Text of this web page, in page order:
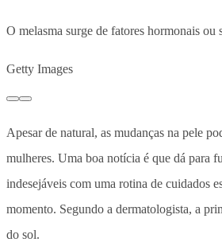
O melasma surge de fatores hormonais ou
Getty Images
Apesar de natural, as mudanças na pele
mulheres. Uma boa notícia é que dá para
indesejáveis com uma rotina de cuidados
momento. Segundo a dermatologista, a
do sol.